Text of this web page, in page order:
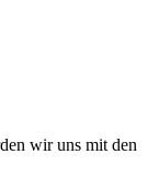
wir uns mit den